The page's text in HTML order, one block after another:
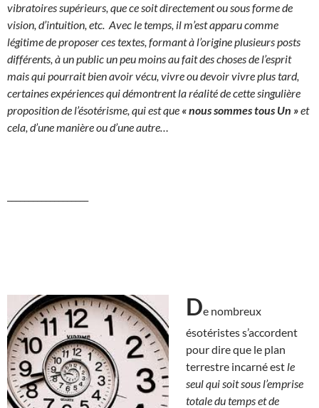
vibratoires supérieurs, que ce soit directement ou sous forme de
vision, d’intuition, etc. Avec le temps, il m’est apparu comme
légitime de proposer ces textes, formant à l’origine plusieurs posts
différents, à un public un peu moins au fait des choses de l’esprit
mais qui pourrait bien avoir vécu, vivre ou devoir vivre plus tard,
certaines expériences qui démontrent la réalité de cette singulière
proposition de l’ésotérisme, qui est que «nous sommes tous Un »et
cela, d’une manière ou d’une autre…
De nombreux
ésotéristes s’accordent
pour dire que le plan
terrestre incarné est le
seul qui soit sous l’emprise
totale du temps et de